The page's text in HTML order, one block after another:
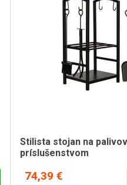
Stilista stojan na
príslušenstvom
74,39 €